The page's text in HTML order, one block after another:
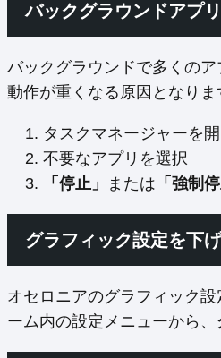
バックグラウンドアプ
バックグラウンドで多くの
動作が重くなる原因となり
タスクマネージャーを開
不要なアプリを選択
「停止」
または 「強制停
グラフィック設定を下
オセロニアのグラフィック
ーム内の設定メニューから、